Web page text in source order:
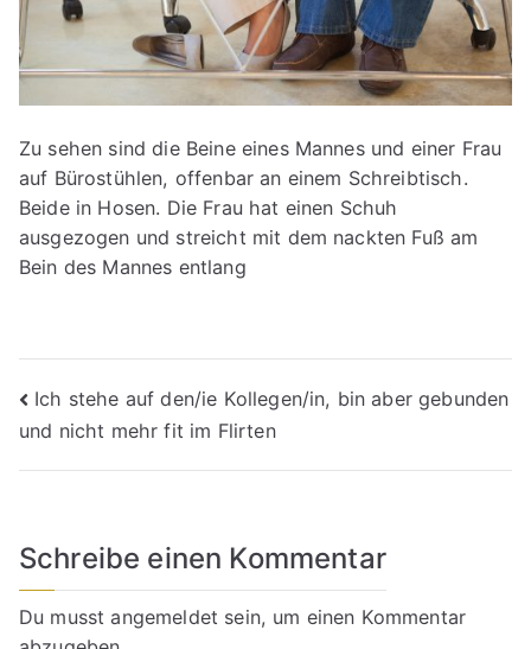
Zu sehen sind die Beine eines Mannes und einer Frau
auf Bürostühlen, offenbar an einem Schreibtisch.
Beide in Hosen. Die Frau hat einen Schuh
ausgezogen und streicht mit dem nackten Fuß am
Bein des Mannes entlang
Beitragsnavigation
Ich stehe auf den/ie Kollegen/in, bin aber gebunden
und nicht mehr fit im Flirten
Schreibe einen Kommentar
Du musstangemeldet sein, um einen Kommentar